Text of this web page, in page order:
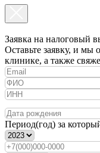
Заявка на налоговый
Оставьте заявку, и
клинике, а также
Период(год) за